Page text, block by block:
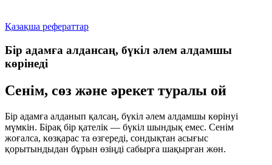
Қазақша рефераттар
Бір адамға алдансаң, бүкіл әлем алдамшы
көрінеді
Сенім, сөз және әрекет туралы ой
Бір адамға алданып қалсаң, бүкіл әлем алдамшы көрінуі
мүмкін. Бірақ бір қателік — бүкіл шындық емес. Сенім
жоғалса, көзқарас та өзгереді, сондықтан асығыс
қорытындыдан бұрын өзіңді сабырға шақырған жөн.